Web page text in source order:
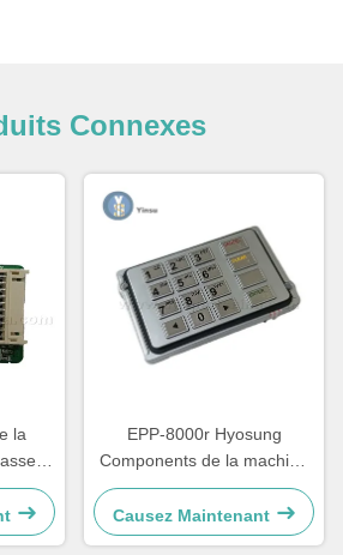
Connexes
la
EPP-8000r Hyosung
Components de la machine
de guichet automatique
Clavier céramique Version
7130110100
Causez Maintenant